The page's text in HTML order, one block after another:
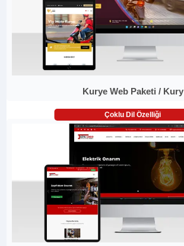
Kurye Web Paketi / Kury
Çoklu Dil Özelliği